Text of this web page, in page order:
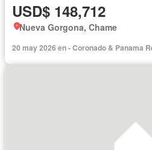
USD$ 148,712
Nueva Gorgona, Chame
20 may 2026 en - Coronado & Panama